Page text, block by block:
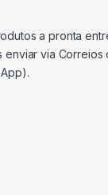
a pronta
via Correios